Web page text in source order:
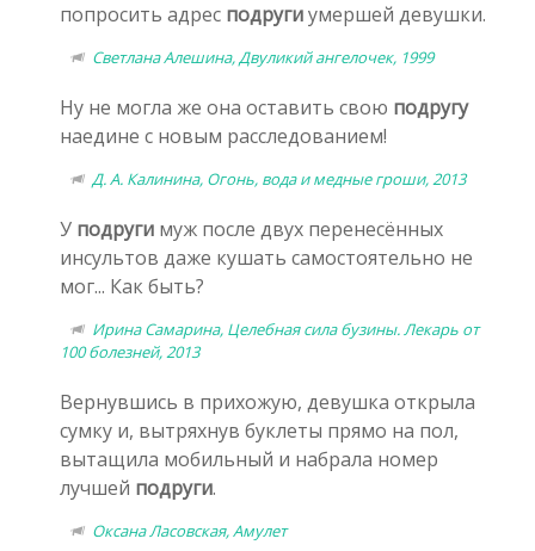
попросить адрес подругиумершей девушки.
Светлана Алешина, Двуликий ангелочек, 1999
Ну не могла же она оставить свою подругу
наедине с новым расследованием!
Д. А. Калинина, Огонь, вода и медные гроши, 2013
У подруги муж после двух перенесённых
инсультов даже кушать самостоятельно не
мог... Как быть?
Ирина Самарина, Целебная сила бузины. Лекарь от
100 болезней, 2013
Вернувшись в прихожую, девушка открыла
сумку и, вытряхнув буклеты прямо на пол,
вытащила мобильный и набрала номер
лучшей подруги.
Оксана Ласовская, Амулет